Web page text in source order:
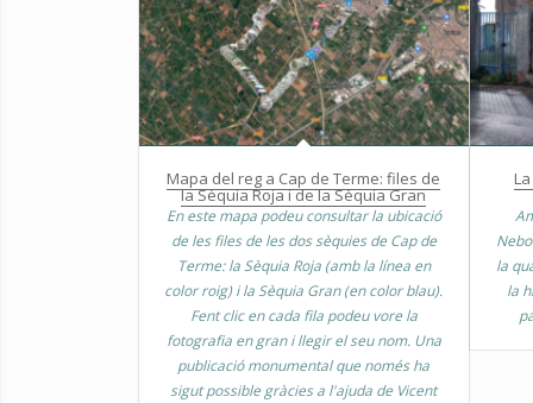
Mapa del reg a Cap de Terme: files de
la Sèquia Roja i de la Sèquia Gran
En este mapa podeu consultar la ubicació
de les files de les dos sèquies de Cap de
Terme: la Sèquia Roja (amb la línea en
color roig) i la Sèquia Gran (en color blau).
Fent clic en cada fila podeu vore la
fotografia en gran i llegir el seu nom. Una
publicació monumental que només ha
sigut possible gràcies a l'ajuda de Vicent
la
la